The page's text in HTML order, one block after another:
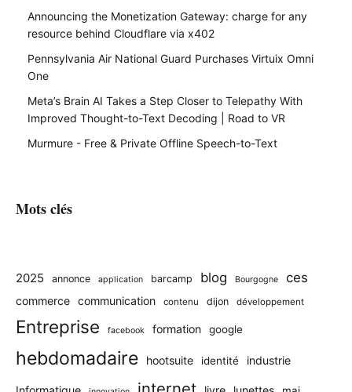
Announcing the Monetization Gateway: charge for any
resource behind Cloudflare via x402
Pennsylvania Air National Guard Purchases Virtuix Omni
One
Meta’s Brain AI Takes a Step Closer to Telepathy With
Improved Thought-to-Text Decoding | Road to VR
Murmure - Free & Private Offline Speech-to-Text
Mots clés
2025 annonce application barcamp blog Bourgogne ces
commerce communication contenu dijon développement
Entreprise facebook formation google
hebdomadaire hootsuite identité industrie